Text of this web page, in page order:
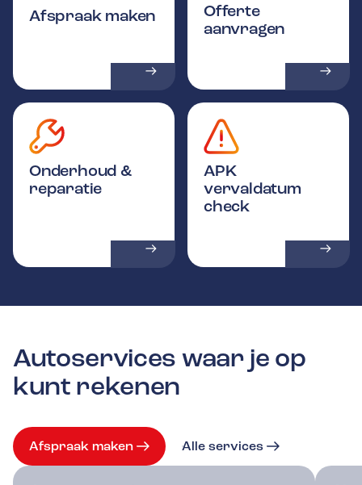
Afspraak maken
Offerte
aanvragen
Onderhoud &
reparatie
APK
vervaldatum
check
Autoservices waar je op
kunt rekenen
Afspraak maken Alle services